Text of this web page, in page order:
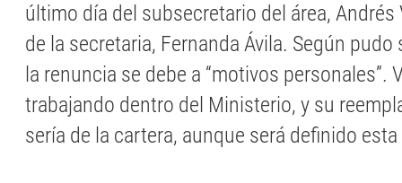
último día del subsecretario del área, Andrés
de la secretaria, Fernanda Ávila. Según
la renuncia se debe a “motivos personales”.
trabajando dentro del Ministerio, y su
sería de la cartera, aunque será definido